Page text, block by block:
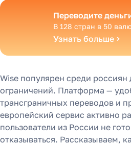
Переводите
В 128 стран в 50
Узнать больше
Wise популярен среди россиян
ограничений. Платформа —
трансграничных переводов и
европейский сервис активно
пользователи из России не
отказываться. Рассказываем,